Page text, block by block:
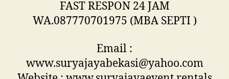
FAST RESPON 24 JAM
WA.087770701975 (MBA SEPTI )
Email :
www.suryajayabekasi@yahoo.com